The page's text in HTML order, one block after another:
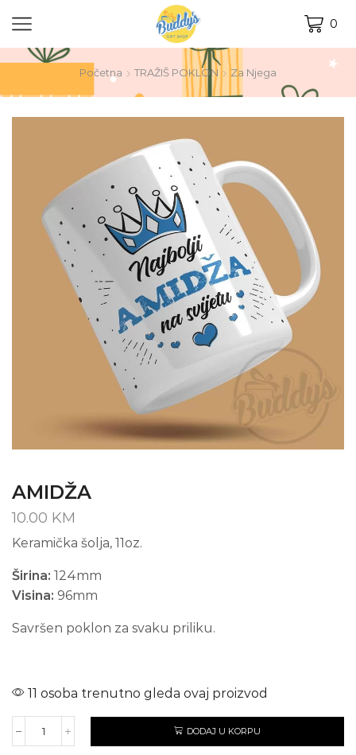
0
Početna TRAŽIŠ POKLON Za Njega
AMIDŽA
10.00 KM
Keramička šolja, 11oz.
Širina: 124mm
Visina: 96mm
Savršen poklon za svaku priliku.
11 osoba trenutno gleda ovaj proizvod
AMIDŽA
DODAJ U KORPU